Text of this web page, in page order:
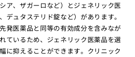
ア、ザガーロなど）とジェネリック医
デュタステリド錠など）があります。
発医薬品と同等の有効成分を含みなが
ているため、ジェネリック医薬品を選
に抑えることができます。クリニック